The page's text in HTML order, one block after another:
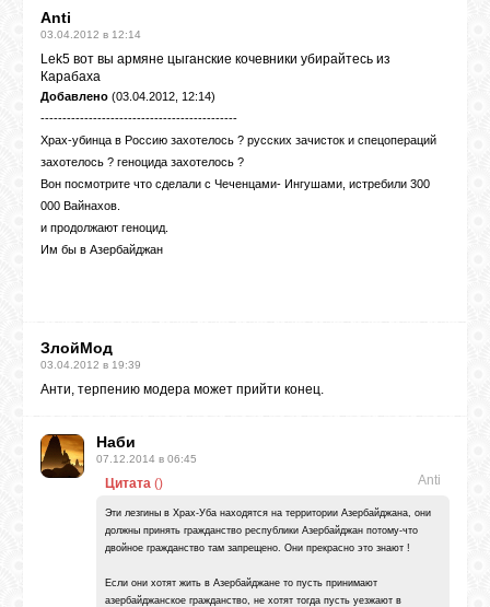
Anti
03.04.2012 в 12:14
Lek5 вот вы армяне цыганские кочевники убирайтесь из
Карабаха
Добавлено (03.04.2012, 12:14)
---------------------------------------------
Храх-убинца в Россию захотелось ? русских зачисток и спецопераций
захотелось ? геноцида захотелось ?
Вон посмотрите что сделали с Чеченцами- Ингушами, истребили 300
000 Вайнахов.
и продолжают геноцид.
Им бы в Азербайджан
ЗлойМод
03.04.2012 в 19:39
Анти, терпению модера может прийти конец.
Наби
07.12.2014 в 06:45
Цитата Anti
()
Эти лезгины в Храх-Уба находятся на территории Азербайджана, они
должны принять гражданство республики Азербайджан потому-что
двойное гражданство там запрещено. Они прекрасно это знают !
Если они хотят жить в Азербайджане то пусть принимают
азербайджанское гражданство, не хотят тогда пусть уезжают в